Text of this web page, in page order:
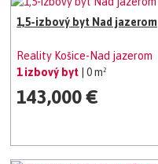
1,5-izbový byt Nad jazerom
Reality Košice-Nad jazerom
1 izbový byt
| 0 m²
143,000 €